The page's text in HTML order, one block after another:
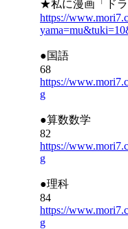
★私に漫画「ドラ
https://
●国語
68
https://
g
●算数数学
82
https://
g
●理科
84
https://
g